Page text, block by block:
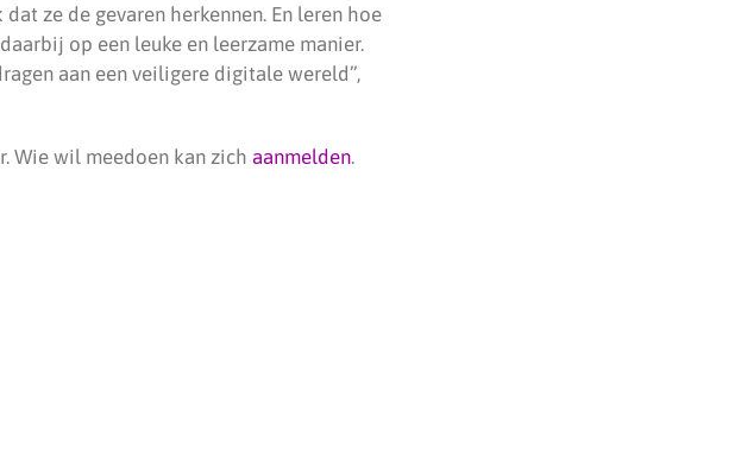
ze de gevaren herkennen. En leren hoe
op een leuke en leerzame manier.
aan een veiligere digitale wereld”,
Wie wil meedoen kan zich aanmelden.